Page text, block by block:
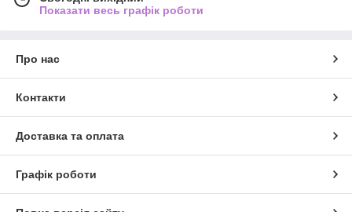
Показати весь графік роботи
Про нас
Контакти
Доставка та оплата
Графік роботи